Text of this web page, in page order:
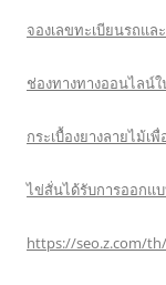
จองเลขทะเบียนรถแล
ช่องทางทางออนไลน์
กระเบื้องยางลายไม้
ไข่สั่นได้รับการออกแ
https://seo.z.com/th/